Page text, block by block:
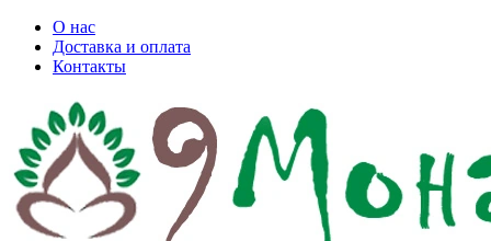
О нас
Доставка и оплата
Контакты